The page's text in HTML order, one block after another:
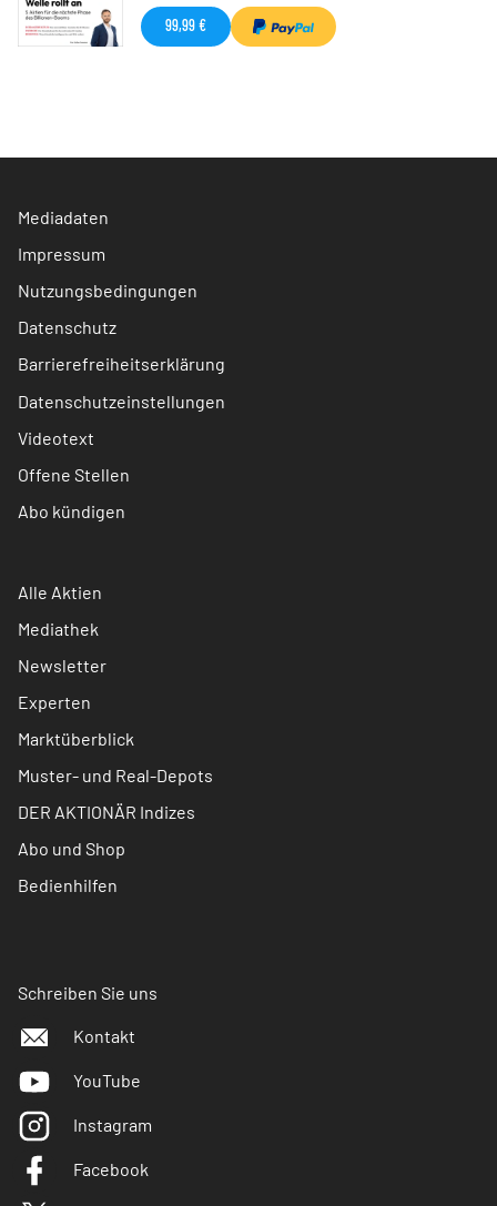
99,99 €
Mediadaten
Impressum
Nutzungsbedingungen
Datenschutz
Barrierefreiheitserklärung
Datenschutzeinstellungen
Videotext
Offene Stellen
Abo kündigen
Alle Aktien
Mediathek
Newsletter
Experten
Marktüberblick
Muster- und Real-Depots
DER AKTIONÄR Indizes
Abo und Shop
Bedienhilfen
Schreiben Sie uns
Kontakt
YouTube
Instagram
Facebook